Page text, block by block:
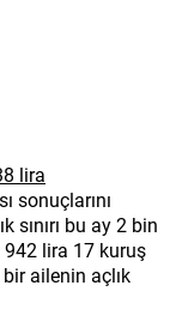
lira
sonuçlarını
sınırı bu ay 2 bin
942 lira 17 kuruş
ailenin açlık